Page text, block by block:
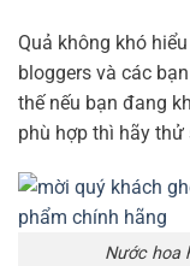
Quả không khó
bloggers và các
thế nếu bạn đang
phù hợp thì hãy thử
Nước hoa